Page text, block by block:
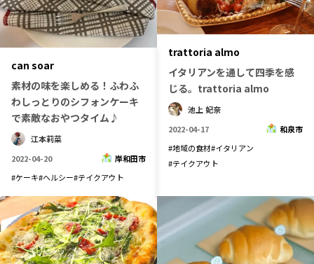
can soar
素材の味を楽しめる！ふわふ
わしっとりのシフォンケーキ
で素敵なおやつタイム♪
江本莉菜
2022-04-20
岸和田市
#ケーキ#ヘルシー#テイクアウト
trattoria almo
イタリアンを通して四季を感
じる。trattoria almo
池上 妃奈
2022-04-17
和泉市
#地域の食材#イタリアン
#テイクアウト